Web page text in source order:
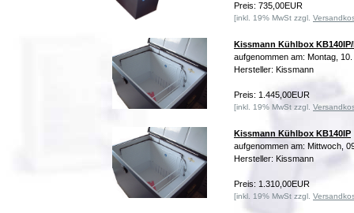
Preis: 735,00EUR
[inkl. 19% MwSt zzgl.
Kissmann Kühlbox KB140IP/
aufgenommen am: Montag,
Hersteller: Kissmann
Preis: 1.445,00EUR
[inkl. 19% MwSt zzgl.
Kissmann Kühlbox KB140IP
aufgenommen am: Mittwoch,
Hersteller: Kissmann
Preis: 1.310,00EUR
[inkl. 19% MwSt zzgl.